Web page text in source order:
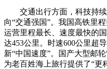
交通出行方面，科技持续
向“交通强国”。我国高铁里
运营里程最长、速度最快的
达453公里。时速600公里超
新“中国速度”。国产大型邮轮
为老百姓海上旅行提供了“更